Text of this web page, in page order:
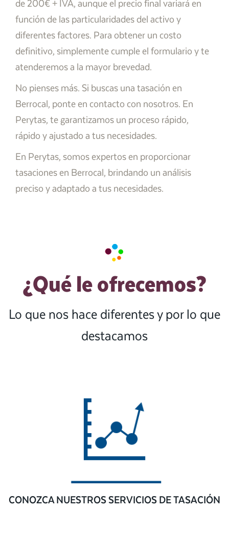
de 200€ + IVA, aunque el precio final variará en
función de las particularidades del activo y
diferentes factores. Para obtener un costo
definitivo, simplemente cumple el formulario y te
atenderemos a la mayor brevedad.
No pienses más. Si buscas una tasación en
Berrocal, ponte en contacto con nosotros. En
Perytas, te garantizamos un proceso rápido,
rápido y ajustado a tus necesidades.
En Perytas, somos expertos en proporcionar
tasaciones en Berrocal, brindando un análisis
preciso y adaptado a tus necesidades.
¿Qué le ofrecemos?
Lo que nos hace diferentes y por lo que
destacamos
CONOZCA NUESTROS SERVICIOS DE TASACIÓN